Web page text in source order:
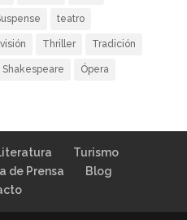
teatro
Thriller Tradición
Ópera
Turismo
de Prensa
Blog